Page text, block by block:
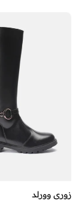
زوري وورلد